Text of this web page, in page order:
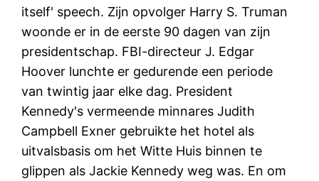
itself' speech. Zijn opvolger Harry S. Truman
woonde er in de eerste 90 dagen van zijn
presidentschap. FBI-directeur J. Edgar
Hoover lunchte er gedurende een periode
van twintig jaar elke dag. President
Kennedy's vermeende minnares Judith
Campbell Exner gebruikte het hotel als
uitvalsbasis om het Witte Huis binnen te
glippen als Jackie Kennedy weg was. En om